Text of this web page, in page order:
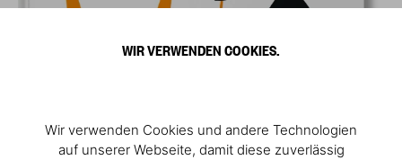
WIR VERWENDEN COOKIES.
Wir verwenden Cookies und andere Technologien
auf unserer Webseite, damit diese zuverlässig